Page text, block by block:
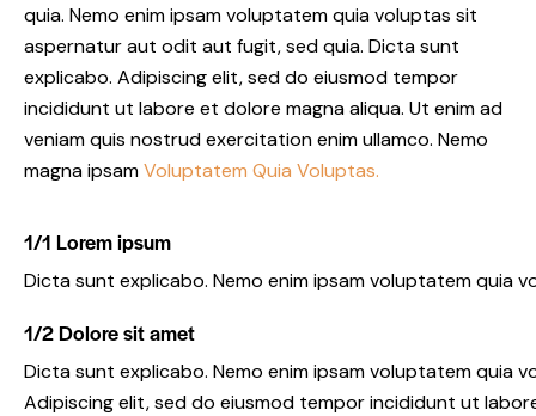
quia. Nemo enim ipsam voluptatem quia voluptas sit
aspernatur aut odit aut fugit, sed quia. Dicta sunt
explicabo. Adipiscing elit, sed do eiusmod tempor
incididunt ut labore et dolore magna aliqua. Ut enim ad
veniam quis nostrud exercitation enim ullamco. Nemo
magna ipsamVoluptatem Quia Voluptas.
1/1 Lorem ipsum
Dicta sunt explicabo. Nemo enim ipsam voluptatem quia
1/2 Dolore sit amet
Dicta sunt explicabo. Nemo enim ipsam voluptatem
Adipiscing elit, sed do eiusmod tempor incididunt ut